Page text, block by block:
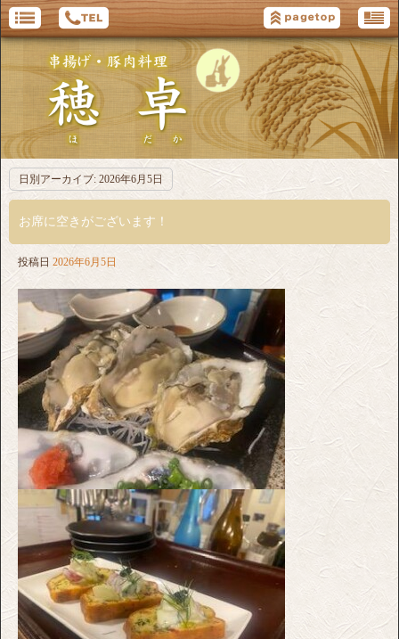
日別アーカイブ: 2026年6月5日
お席に空きがございます！
投稿日 2026年6月5日